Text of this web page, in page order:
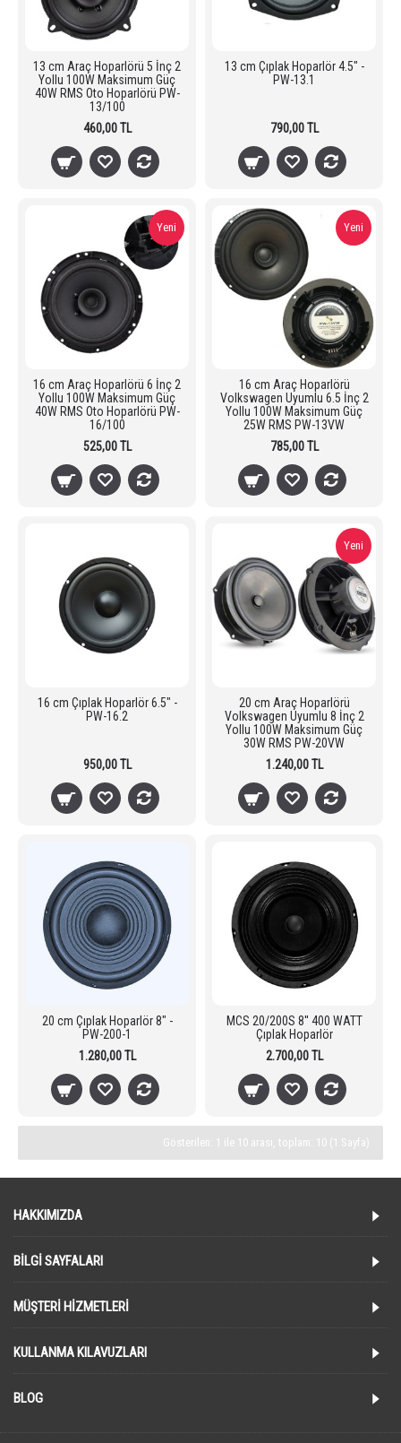
13 cm Araç Hoparlörü 5 İnç 2
Yollu 100W Maksimum Güç
40W RMS Oto Hoparlörü PW-
13/100
460,00 TL
13 cm Çıplak Hoparlör 4.5" -
PW-13.1
790,00 TL
Yeni
16 cm Araç Hoparlörü 6 İnç 2
Yollu 100W Maksimum Güç
40W RMS Oto Hoparlörü PW-
16/100
525,00 TL
Yeni
16 cm Araç Hoparlörü
Volkswagen Uyumlu 6.5 İnç 2
Yollu 100W Maksimum Güç
25W RMS PW-13VW
785,00 TL
16 cm Çıplak Hoparlör 6.5" -
PW-16.2
950,00 TL
Yeni
20 cm Araç Hoparlörü
Volkswagen Uyumlu 8 İnç 2
Yollu 100W Maksimum Güç
30W RMS PW-20VW
1.240,00 TL
20 cm Çıplak Hoparlör 8" -
PW-200-1
1.280,00 TL
MCS 20/200S 8'' 400 WATT
Çıplak Hoparlör
2.700,00 TL
Gösterilen: 1 ile 10 arası, toplam: 10 (1 Sayfa)
HAKKIMIZDA
BILGI SAYFALARI
MÜŞTERI HIZMETLERI
KULLANMA KILAVUZLARI
BLOG